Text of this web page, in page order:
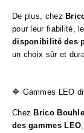
De plus, chez
pour leur fiabilité,
disponibilité des
un choix sûr et
🔷 Gammes LEO
Chez Brico Bouhlel
des gammes LEO